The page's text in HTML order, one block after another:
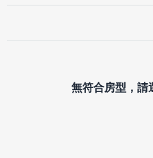
無符合房型，請